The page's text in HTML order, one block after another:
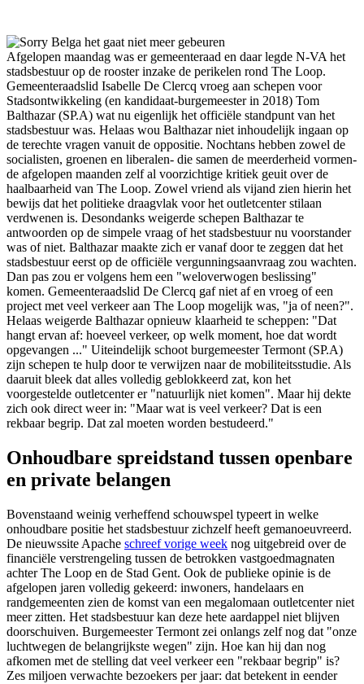
Afgelopen maandag was er gemeenteraad en daar legde N-VA het
stadsbestuur op de rooster inzake de perikelen rond The Loop.
Gemeenteraadslid Isabelle De Clercq vroeg aan schepen voor
Stadsontwikkeling (en kandidaat-burgemeester in 2018) Tom
Balthazar (SP.A) wat nu eigenlijk het officiële standpunt van het
stadsbestuur was. Helaas wou Balthazar niet inhoudelijk ingaan op
de terechte vragen vanuit de oppositie. Nochtans hebben zowel de
socialisten, groenen en liberalen- die samen de meerderheid vormen-
de afgelopen maanden zelf al voorzichtige kritiek geuit over de
haalbaarheid van The Loop. Zowel vriend als vijand zien hierin het
bewijs dat het politieke draagvlak voor het outletcenter stilaan
verdwenen is. Desondanks weigerde schepen Balthazar te
antwoorden op de simpele vraag of het stadsbestuur nu voorstander
was of niet. Balthazar maakte zich er vanaf door te zeggen dat het
stadsbestuur eerst op de officiële vergunningsaanvraag zou wachten.
Dan pas zou er volgens hem een "weloverwogen beslissing"
komen. Gemeenteraadslid De Clercq gaf niet af en vroeg of een
project met veel verkeer aan The Loop mogelijk was, "ja of neen?".
Helaas weigerde Balthazar opnieuw klaarheid te scheppen: "Dat
hangt ervan af: hoeveel verkeer, op welk moment, hoe dat wordt
opgevangen ..." Uiteindelijk schoot burgemeester Termont (SP.A)
zijn schepen te hulp door te verwijzen naar de mobiliteitsstudie. Als
daaruit bleek dat alles volledig geblokkeerd zat, kon het
voorgestelde outletcenter er "natuurlijk niet komen". Maar hij dekte
zich ook direct weer in: "Maar wat is veel verkeer? Dat is een
rekbaar begrip. Dat zal moeten worden bestudeerd."
Onhoudbare spreidstand tussen openbare
en private belangen
Bovenstaand weinig verheffend schouwspel typeert in welke
onhoudbare positie het stadsbestuur zichzelf heeft gemanoeuvreerd.
De nieuwssite Apache schreef vorige week nog uitgebreid over de
financiële verstrengeling tussen de betrokken vastgoedmagnaten
achter The Loop en de Stad Gent. Ook de publieke opinie is de
afgelopen jaren volledig gekeerd: inwoners, handelaars en
randgemeenten zien de komst van een megalomaan outletcenter niet
meer zitten. Het stadsbestuur kan deze hete aardappel niet blijven
doorschuiven. Burgemeester Termont zei onlangs zelf nog dat "onze
luchtwegen de belangrijkste wegen" zijn. Hoe kan hij dan nog
afkomen met de stelling dat veel verkeer een "rekbaar begrip" is?
Zes miljoen verwachte bezoekers per jaar: dat betekent in eender